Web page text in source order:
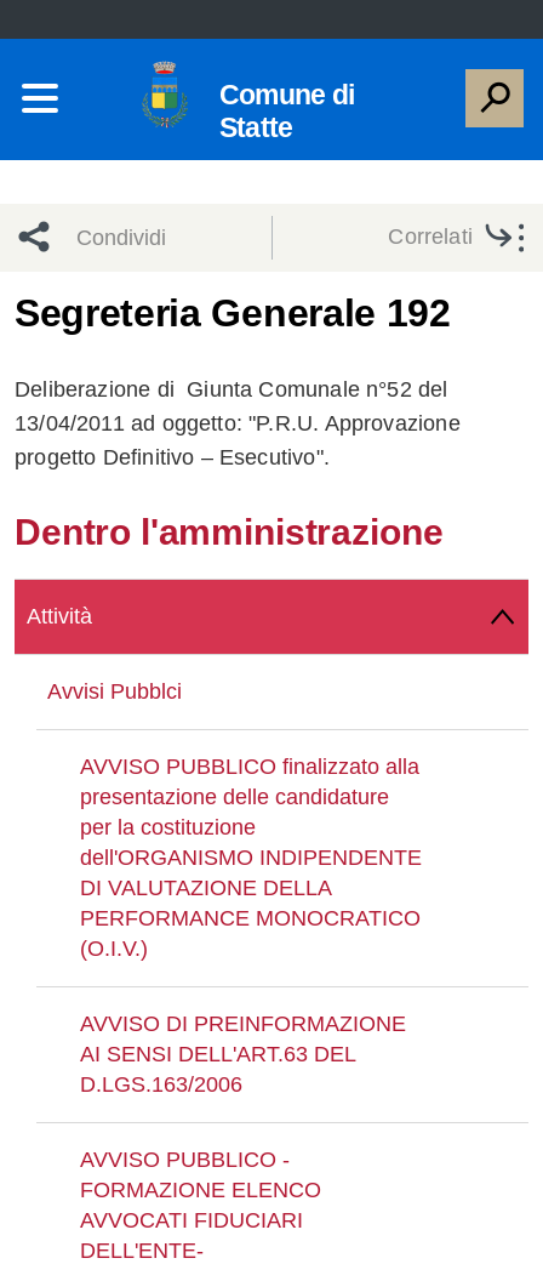
Comune di
Statte
Condividi
network
Condividi
Condividi
Facebook
su
Twitter
Condividi
su
Facebook
Condividi
su
Whatsapp
Correlati
Segreteria Generale 192
Deliberazione di Giunta Comunale n°52 del
13/04/2011 ad oggetto: "P.R.U. Approvazione
progetto Definitivo – Esecutivo".
Dentro l'amministrazione
Attività
Avvisi Pubblci
AVVISO PUBBLICO finalizzato alla
presentazione delle candidature
per la costituzione
dell'ORGANISMO INDIPENDENTE
DI VALUTAZIONE DELLA
PERFORMANCE MONOCRATICO
(O.I.V.)
AVVISO DI PREINFORMAZIONE
AI SENSI DELL'ART.63 DEL
D.LGS.163/2006
AVVISO PUBBLICO -
FORMAZIONE ELENCO
AVVOCATI FIDUCIARI
DELL'ENTE-